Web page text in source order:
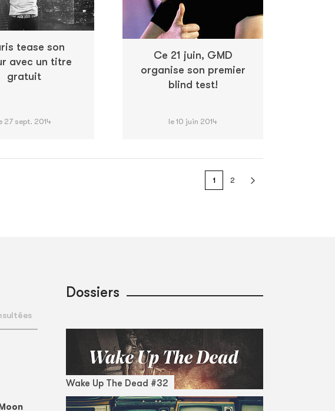
tease son
avec un titre
gratuit
27 sept. 2014
Ce 21 juin, GMD
organise son premier
blind test!
le 10 juin 2014
1 2
Dossiers
Wake Up The Dead #32